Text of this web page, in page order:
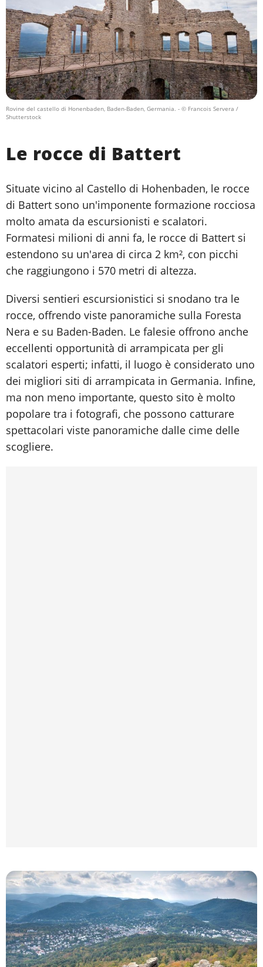
Rovine del castello di Honenbaden, Baden-Baden, Germania. - © Francois Servera /
Shutterstock
Le rocce di Battert
Situate vicino al Castello di Hohenbaden, le rocce
di Battert sono un'imponente formazione rocciosa
molto amata da escursionisti e scalatori.
Formatesi milioni di anni fa, le rocce di Battert si
estendono su un'area di circa 2 km², con picchi
che raggiungono i 570 metri di altezza.
Diversi sentieri escursionistici si snodano tra le
rocce, offrendo viste panoramiche sulla Foresta
Nera e su Baden-Baden. Le falesie offrono anche
eccellenti opportunità di arrampicata per gli
scalatori esperti; infatti, il luogo è considerato uno
dei migliori siti di arrampicata in Germania. Infine,
ma non meno importante, questo sito è molto
popolare tra i fotografi, che possono catturare
spettacolari viste panoramiche dalle cime delle
scogliere.